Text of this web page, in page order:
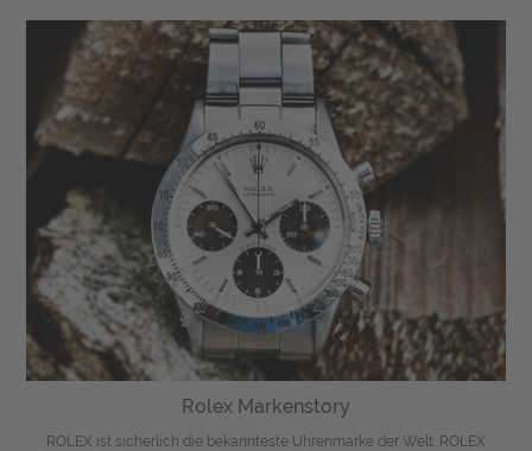
Rolex Markenstory
ROLEX ist sicherlich die bekannteste Uhrenmarke der Welt. ROLEX